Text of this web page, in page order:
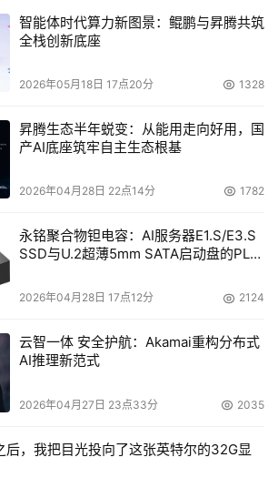
利进入到数据中心。我们目前还无法精
本质，因为它们尚未切实发生过。但是
上述事实感到欣慰的公司肯定从未关注
厂商XenSource公司开发的虚拟机管理
新一层特权软件的代表，这些软件与操
访问其他软件资源；但他们却没有像操
现在到2009年，60%的虚拟机安全性会
且如果存在安全漏洞的话，入侵者一旦
器管理程序的访问权限，必将能够在该
机中来去自由，如入无人之境。
理服务器的手段如法炮制到虚拟服务器
数几个专业化工具，能用来监测并保护
拟机管理程序，比如Reflex安全公司
Blue Lane)的VirtualShield。目前尚
XenSource产品的安全工具。
智能体时代算力新图景：鲲鹏与昇腾共筑
全栈创新底座
2026年05月18日 17点20分 1328
昇腾生态半年蜕变：从能用走向好用，国
产AI底座筑牢自主生态根基
2026年04月28日 22点14分 1782
永铭聚合物钽电容：AI服务器E1.S/E3.S
SSD与U.2超薄5mm SATA启动盘的PLP
2026年04月28日 17点12分 2124
云智一体 安全护航：Akamai重构分布式
AI推理新范式
2026年04月27日 23点33分 2035
，我把目光投向了这张英特尔的32G显